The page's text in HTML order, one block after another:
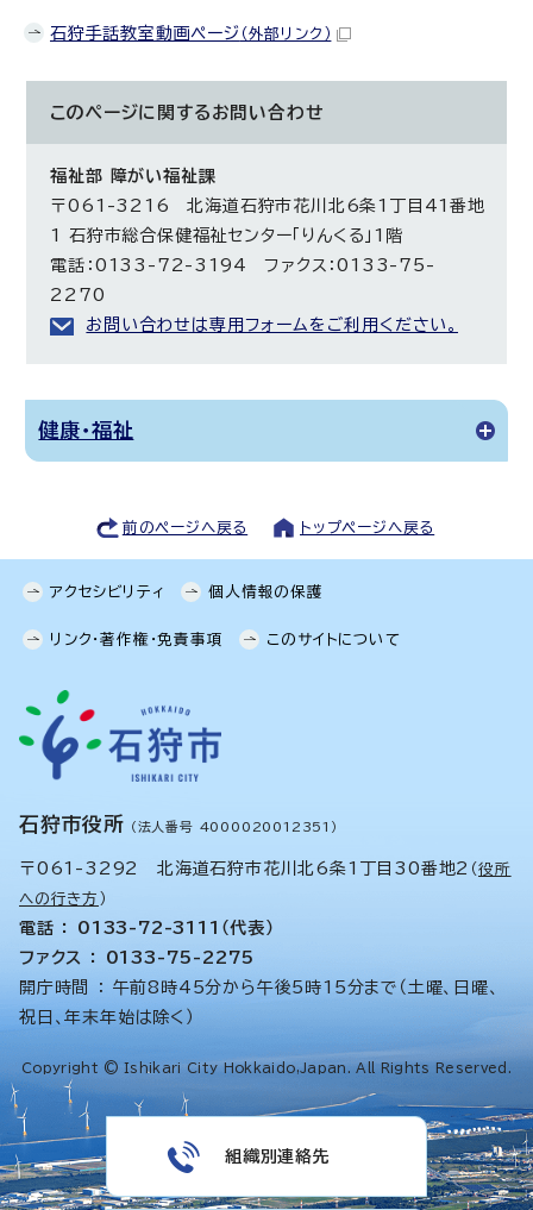
石狩手話教室動画ページ （外部リンク）
このページに関する お問い合わせ
福祉部 障がい福祉課
〒061-3216 北海道石狩市花川北6条1丁目41番地
1 石狩市総合保健福祉センター「りんくる」1階
電話：0133-72-3194 ファクス：0133-75-
2270
お問い合わせは専用フォームをご利用ください。
健康・福祉
前のページへ戻る トップページへ戻る
アクセシビリティ 個人情報の保護
リンク・著作権・免責事項 このサイトについて
石狩市役所 （法人番号 4000020012351）
〒061-3292 北海道石狩市花川北6条1丁目30番地2 （役所
への行き方 ）
電話 ： 0133-72-3111（代表）
ファクス ： 0133-75-2275
開庁時間 ： 午前8時45分から午後5時15分まで（土曜、日曜、
祝日、年末年始は除く）
Copyright © Ishikari City Hokkaido,Japan. All Rights Reserved.
組織別連絡先